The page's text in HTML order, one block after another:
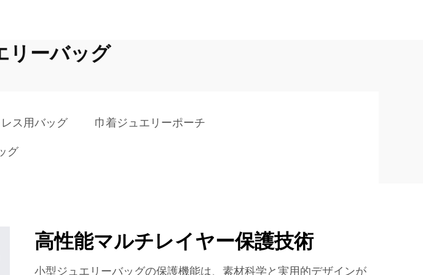
リーバッグ
ス用バッグ 巾着ジュエリーポーチ
グ
高性能マルチレイヤー保護技術
小型ジュエリーバッグの保護機能は、素材科学と実用的デザインが